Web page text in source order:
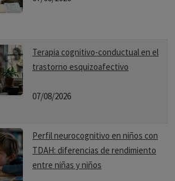
Terapia cognitivo-conductual en el
trastorno esquizoafectivo
07/08/2026
Perfil neurocognitivo en niños con
TDAH: diferencias de rendimiento
entre niñas y niños